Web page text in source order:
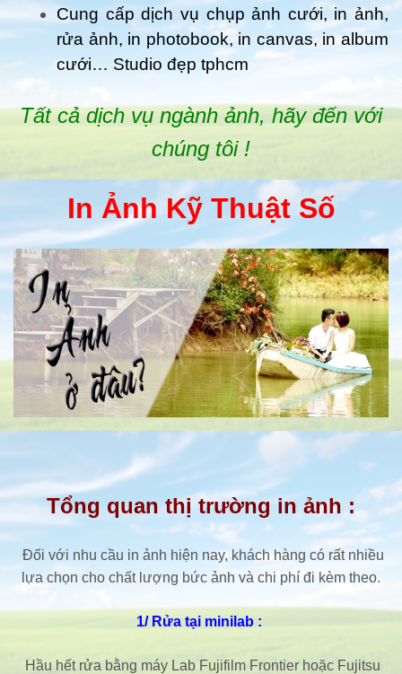
Cung cấp dịch vụ chụp ảnh cưới, in ảnh,
rửa ảnh, in photobook, in canvas, in album
cưới… Studio đẹp tphcm
Tất cả dịch vụ ngành ảnh, hãy đến với
chúng tôi !
In Ảnh Kỹ Thuật Số
Tổng quan thị trường in ảnh :
Đối với nhu cầu in ảnh hiện nay, khách hàng có rất nhiều
lựa chọn cho chất lượng bức ảnh và chi phí đi kèm theo.
1/ Rửa tại minilab :
Hầu hết rửa bằng máy Lab Fujifilm Frontier hoặc Fujitsu